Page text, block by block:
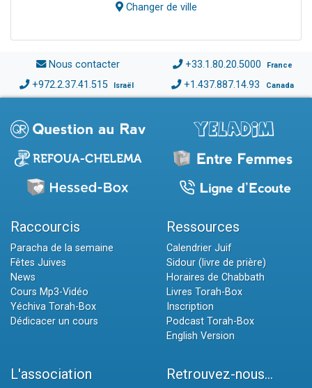
Changer de ville
Nous contacter +33.1.80.20.5000 France
+972.2.37.41.515 Israël +1.437.887.14.93 Canada
Raccourcis
Paracha de la semaine
Fêtes Juives
News
Cours Mp3-Vidéo
Yéchiva Torah-Box
Dédicacer un cours
Ressources
Calendrier Juif
Sidour (livre de prière)
Horaires de Chabbath
Livres Torah-Box
Inscription
Podcast Torah-Box
English Version
L'association Retrouvez-nous...